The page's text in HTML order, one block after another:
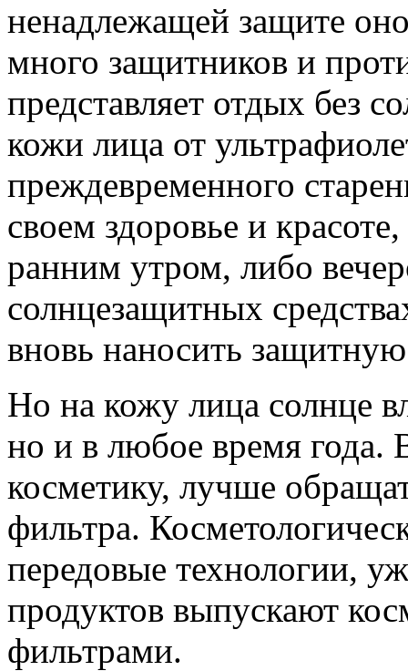
ненадлежащей защите
много защитников и
представляет отдых без
кожи лица от
преждевременного
своем здоровье и
ранним утром, либо
солнцезащитных
вновь наносить
Но на кожу лица солнце
но и в любое время года.
косметику, лучше
фильтра.
передовые технологии,
продуктов выпускают
фильтрами.